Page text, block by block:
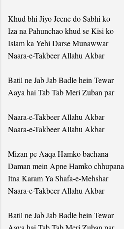
Khud bhi Jiyo Jeene do Sabhi ko
Iza na Pahunchao khud se Kisi ko
Islam ka Yehi Darse Munawwar
Naara-e-Takbeer Allahu Akbar
Batil ne Jab Jab Badle hein Tewar
Aaya hai Tab Tab Meri Zuban par
Naara-e-Takbeer Allahu Akbar
Naara-e-Takbeer Allahu Akbar
Mizan pe Aaqa Hamko bachana
Daman mein Apne Hamko chhupana
Itna Karam Ya Shafa-e-Mehshar
Naara-e-Takbeer Allahu Akbar
Batil ne Jab Jab Badle hein Tewar